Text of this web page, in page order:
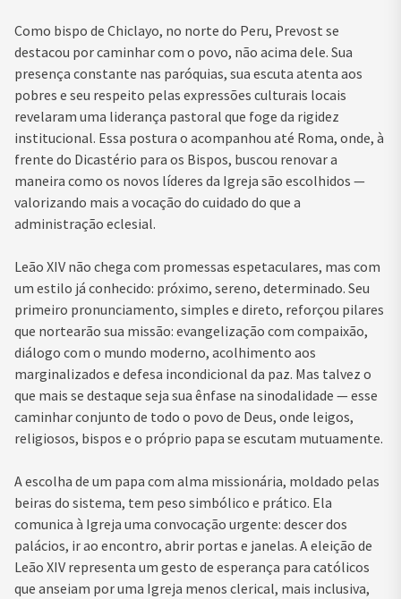
Como bispo de Chiclayo, no norte do Peru, Prevost se
destacou por caminhar com o povo, não acima dele. Sua
presença constante nas paróquias, sua escuta atenta aos
pobres e seu respeito pelas expressões culturais locais
revelaram uma liderança pastoral que foge da rigidez
institucional. Essa postura o acompanhou até Roma, onde, à
frente do Dicastério para os Bispos, buscou renovar a
maneira como os novos líderes da Igreja são escolhidos —
valorizando mais a vocação do cuidado do que a
administração eclesial.
Leão XIV não chega com promessas espetaculares, mas com
um estilo já conhecido: próximo, sereno, determinado. Seu
primeiro pronunciamento, simples e direto, reforçou pilares
que nortearão sua missão: evangelização com compaixão,
diálogo com o mundo moderno, acolhimento aos
marginalizados e defesa incondicional da paz. Mas talvez o
que mais se destaque seja sua ênfase na sinodalidade — esse
caminhar conjunto de todo o povo de Deus, onde leigos,
religiosos, bispos e o próprio papa se escutam mutuamente.
A escolha de um papa com alma missionária, moldado pelas
beiras do sistema, tem peso simbólico e prático. Ela
comunica à Igreja uma convocação urgente: descer dos
palácios, ir ao encontro, abrir portas e janelas. A eleição de
Leão XIV representa um gesto de esperança para católicos
que anseiam por uma Igreja menos clerical, mais inclusiva,